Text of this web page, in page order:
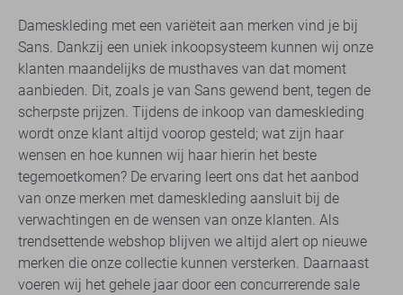
Dameskleding met een variëteit aan merken vind je bij
Sans. Dankzij een uniek inkoopsysteem kunnen wij onze
klanten maandelijks de musthaves van dat moment
aanbieden. Dit, zoals je van Sans gewend bent, tegen de
scherpste prijzen. Tijdens de inkoop van dameskleding
wordt onze klant altijd voorop gesteld; wat zijn haar
wensen en hoe kunnen wij haar hierin het beste
tegemoetkomen? De ervaring leert ons dat het aanbod
van onze merken met dameskleding aansluit bij de
verwachtingen en de wensen van onze klanten. Als
trendsettende webshop blijven we altijd alert op nieuwe
merken die onze collectie kunnen versterken. Daarnaast
voeren wij het gehele jaar door een concurrerende sale